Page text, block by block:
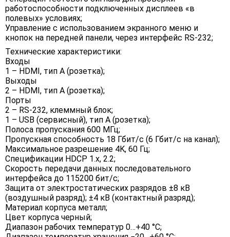
работоспособности подключенных дисплеев «в
полевых» условиях;
Управление с использованием экранного меню и
кнопок на передней панели, через интерфейс RS-232;
Технические характеристики:
Входы
1 – HDMI, тип А (розетка);
Выходы
2 – HDMI, тип A (розетка);
Порты
2 – RS-232, клеммный блок;
1 – USB (сервисный), тип A (розетка);
Полоса пропускания 600 МГц;
Пропускная способность 18 Гбит/с (6 Гбит/с на канал);
Максимальное разрешение 4K, 60 Гц;
Спецификации HDCP 1.x, 2.2;
Скорость передачи данных последовательного
интерфейса до 115200 бит/с;
Защита от электростатических разрядов ±8 кВ
(воздушный разряд); ±4 кВ (контактный разряд);
Материал корпуса металл;
Цвет корпуса черный;
Диапазон рабочих температур 0…+40 °C;